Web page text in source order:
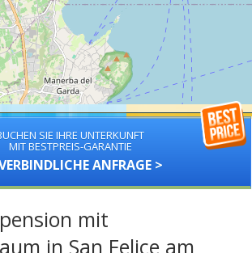
SIE IHRE UNTERKUNFT
MIT BESTPREIS-GARANTIE
ANFRAGE >
mit
in San Felice am